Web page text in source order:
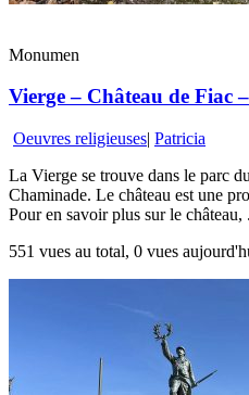
Monumen
Vierge – Château de Fiac
Oeuvres religieuses| Patricia
La Vierge se trouve dans le parc
Chaminade. Le château est une
Pour en savoir plus sur le château,
551 vues au total, 0 vues